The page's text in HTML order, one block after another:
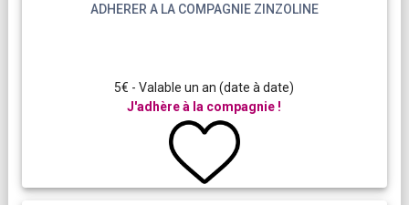
ADHERER A LA COMPAGNIE ZINZOLINE
5€ - Valable un an (date à date)
J'adhère à la compagnie !